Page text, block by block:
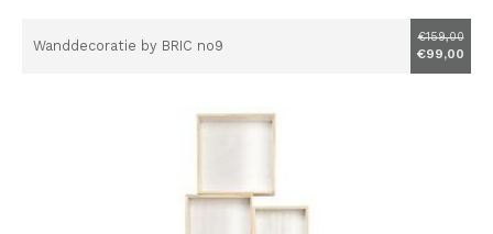
Wanddecoratie by BRIC no9
€159,00
€99,00